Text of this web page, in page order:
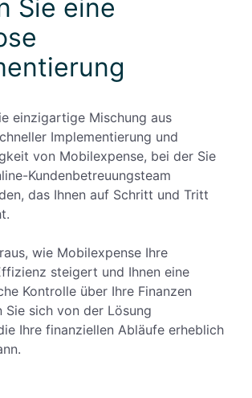
Sie eine
einzigartige Mischung aus
Implementierung und
von Mobilexpense, bei der Sie
Kundenbetreuungsteam
das Ihnen auf Schritt und Tritt
wie Mobilexpense Ihre
steigert und Ihnen eine
Kontrolle über Ihre Finanzen
Sie sich von der Lösung
Ihre finanziellen Abläufe erheblich